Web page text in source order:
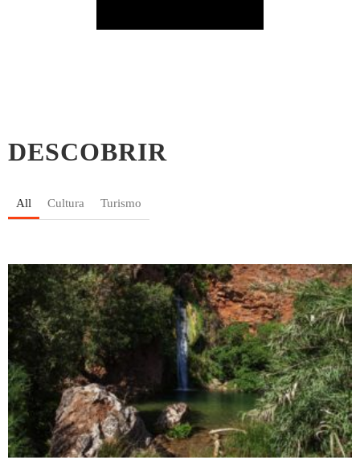
DESCOBRIR
All Cultura Turismo